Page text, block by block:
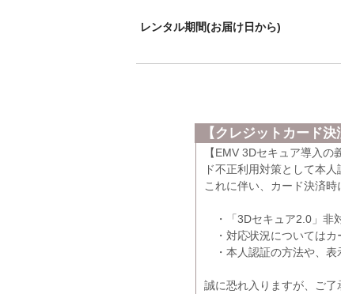
レンタル期間(お届け日から)
【クレジットカード
【EMV 3Dセキュア導入
ド不正利用対策として本
これに伴い、カード決済時
・「3Dセキュア2.0」非
・対応状況についてはカ
・本人認証の方法や、表
誠に恐れ入りますが、ご了